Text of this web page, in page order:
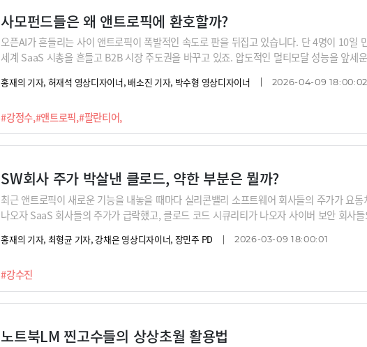
사모펀드들은 왜 앤트로픽에 환호할까?
#강정수,#앤트로픽,#팔란티어,
오픈AI가 흔들리는 사이 앤트로픽이 폭발적인 속도로 판을 뒤집고 있습니다. 단 4명이 10일
세계 SaaS 시총을 흔들고 B2B 시장 주도권을 바꾸고 있죠. 압도적인 멀티모달 성능을 앞세
트로픽, 그리고 스페이스X까지 상장 준비에 한창입니다. 3조 달러 규모의 역대급 IPO 대전이
홍재의 기자, 허재석 영상디자이너, 배소진 기자, 박수형 영상디자이너 2026-04-09 18:00:02
SW회사 주가 박살낸 클로드, 약한 부분은 뭘까?
#강수진
최근 앤트로픽이 새로운 기능을 내놓을 때마다 실리콘밸리 소프트웨어 회사들의 주가가 요
나오자 SaaS 회사들의 주가가 급락했고, 클로드 코드 시큐리티가 나오자 사이버 보안 회사
사용하면서 그야말로 현존 최강 모델로 각광받고 있습니다.그런데 그런 클로드도 잘 못하는
드의 강점과 약점을 상세 분석해드립니다.
홍재의 기자, 최형균 기자, 강채은 영상디자이너, 장민주 PD 2026-03-09 18:00:01
노트북LM 찐고수들의 상상초월 활용법